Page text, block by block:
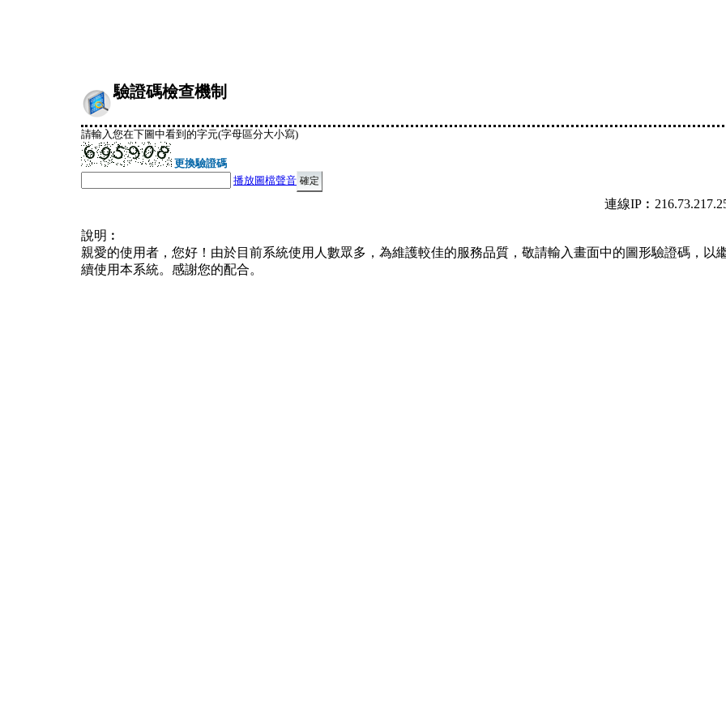
驗證碼檢查機制
請輸入您在下圖中看到的字元(字母區分大小寫)
更換驗證碼
播放圖檔聲音
連線
說明︰
親愛的使用者，您好！由於目前系統使用人數眾多，為維護較佳的服務品質，敬請輸入畫面中的圖形驗證碼，以
續使用本系統。感謝您的配合。